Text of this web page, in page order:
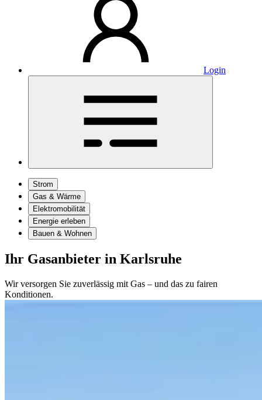
Login
Strom
Gas & Wärme
Elektromobilität
Energie erleben
Bauen & Wohnen
Ihr Gasanbieter in Karlsruhe
Wir versorgen Sie zuverlässig mit Gas – und das zu fairen
Konditionen.